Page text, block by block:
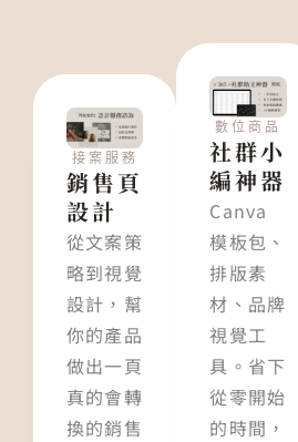
接案服務
銷售頁
設計
從文案策
略到視覺
設計，幫
你的產品
做出一頁
真的會轉
換的銷售
數位商品
社群小
編神器
Canva
模板包、
排版素
材、品牌
視覺工
具。省下
從零開始
的時間，